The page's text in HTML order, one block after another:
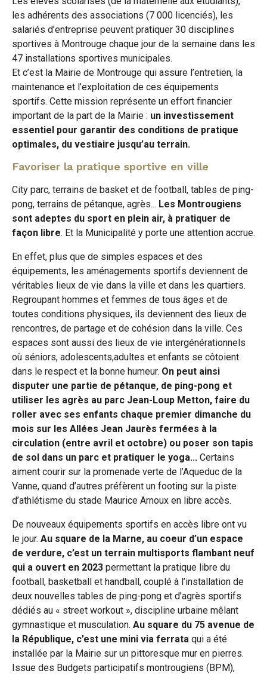
les adhérents des associations (7 000 licenciés), les
salariés d’entreprise peuvent pratiquer 30 disciplines
sportives à Montrouge chaque jour de la semaine dans les
47 installations sportives municipales.
Et c’est la Mairie de Montrouge qui assure l’entretien, la
maintenance et l’exploitation de ces équipements
sportifs. Cette mission représente un effort financier
important de la part de la Mairie : un investissement
essentiel pour garantir des conditions de pratique
optimales, du vestiaire jusqu’au terrain.
Favoriser la pratique sportive en ville
City parc, terrains de basket et de football, tables de ping-
pong, terrains de pétanque, agrès... Les Montrougiens
sont adeptes du sport en plein air, à pratiquer de
façon libre. Et la Municipalité y porte une attention accrue.
En effet, plus que de simples espaces et des
équipements, les aménagements sportifs deviennent de
véritables lieux de vie dans la ville et dans les quartiers.
Regroupant hommes et femmes de tous âges et de
toutes conditions physiques, ils deviennent des lieux de
rencontres, de partage et de cohésion dans la ville. Ces
espaces sont aussi des lieux de vie intergénérationnels
où séniors, adolescents,adultes et enfants se côtoient
dans le respect et la bonne humeur. On peut ainsi
disputer une partie de pétanque, de ping-pong et
utiliser les agrès au parc Jean-Loup Metton, faire du
roller avec ses enfants chaque premier dimanche du
mois sur les Allées Jean Jaurès fermées à la
circulation (entre avril et octobre) ou poser son tapis
de sol dans un parc et pratiquer le yoga... Certains
aiment courir sur la promenade verte de l’Aqueduc de la
Vanne, quand d’autres préfèrent un footing sur la piste
d’athlétisme du stade Maurice Arnoux en libre accès.
De nouveaux équipements sportifs en accès libre ont vu
le jour. Au square de la Marne, au coeur d’un espace
de verdure, c’est un terrain multisports flambant neuf
qui a ouvert en 2023 permettant la pratique libre du
football, basketball et handball, couplé à l’installation de
deux nouvelles tables de ping-pong et d’agrès sportifs
dédiés au « street workout », discipline urbaine mêlant
gymnastique et musculation. Au square du 75 avenue de
la République, c’est une mini via ferrata qui a été
installée par la Mairie sur un pittoresque mur en pierres.
Issue des Budgets participatifs montrougiens (BPM),